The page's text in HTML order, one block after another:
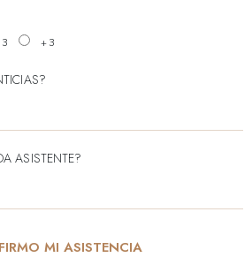
3 +3
ASISTENTE?
MI ASISTENCIA